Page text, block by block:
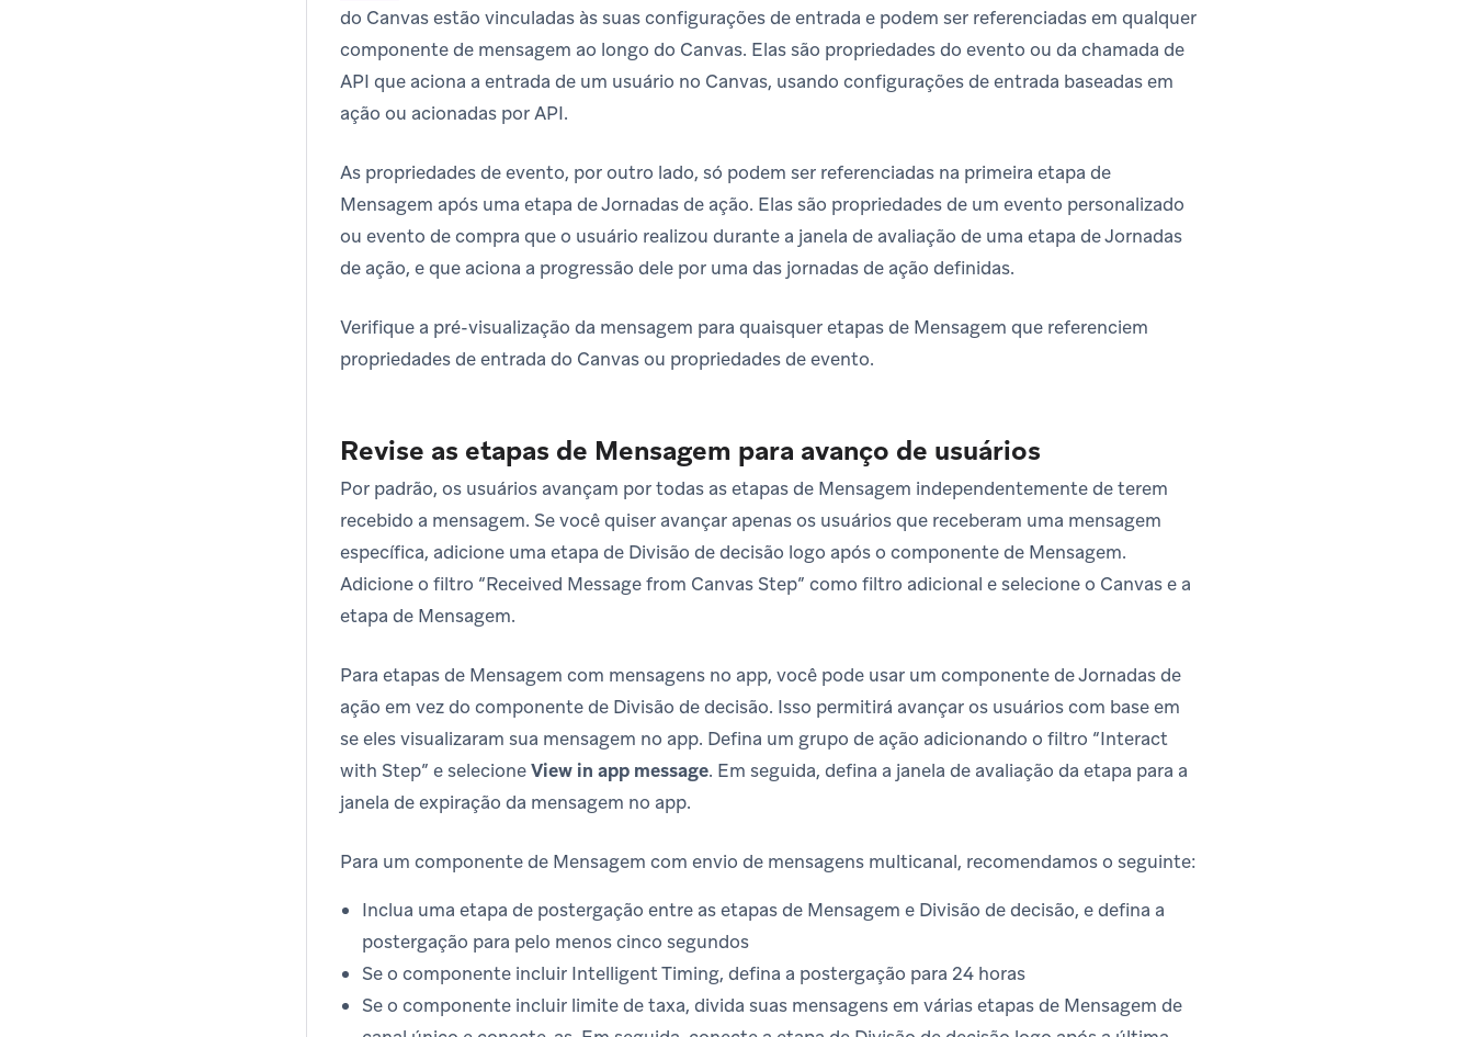
do Canvas estão vinculadas às suas configurações de entrada e podem ser referenciadas em qualquer
componente de mensagem ao longo do Canvas. Elas são propriedades do evento ou da chamada de
API que aciona a entrada de um usuário no Canvas, usando configurações de entrada baseadas em
ação ou acionadas por API.
As propriedades de evento, por outro lado, só podem ser referenciadas na primeira etapa de
Mensagem após uma etapa de Jornadas de ação. Elas são propriedades de um evento personalizado
ou evento de compra que o usuário realizou durante a janela de avaliação de uma etapa de Jornadas
de ação, e que aciona a progressão dele por uma das jornadas de ação definidas.
Verifique a pré-visualização da mensagem para quaisquer etapas de Mensagem que referenciem
propriedades de entrada do Canvas ou propriedades de evento.
Revise as etapas de Mensagem para avanço de usuários
Por padrão, os usuários avançam por todas as etapas de Mensagem independentemente de terem
recebido a mensagem. Se você quiser avançar apenas os usuários que receberam uma mensagem
específica, adicione uma etapa de Divisão de decisão logo após o componente de Mensagem.
Adicione o filtro “Received Message from Canvas Step” como filtro adicional e selecione o Canvas e a
etapa de Mensagem.
Para etapas de Mensagem com mensagens no app, você pode usar um componente de Jornadas de
ação em vez do componente de Divisão de decisão. Isso permitirá avançar os usuários com base em
se eles visualizaram sua mensagem no app. Defina um grupo de ação adicionando o filtro “Interact
with Step” e selecioneView in app message. Em seguida, defina a janela de avaliação da etapa para a
janela de expiração da mensagem no app.
Para um componente de Mensagem com envio de mensagens multicanal, recomendamos o seguinte:
Inclua uma etapa de postergação entre as etapas de Mensagem e Divisão de decisão, e defina a
postergação para pelo menos cinco segundos
Se o componente incluir Intelligent Timing, defina a postergação para 24 horas
Se o componente incluir limite de taxa, divida suas mensagens em várias etapas de Mensagem de